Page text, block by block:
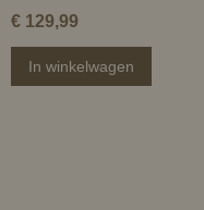
€ 129,99
In winkelwagen